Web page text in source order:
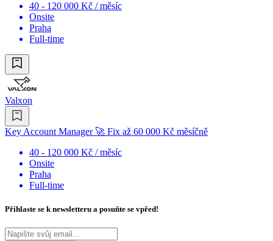
40 - 120 000 Kč / měsíc
Onsite
Praha
Full-time
Valxon
Key Account Manager 🚀 Fix až 60 000 Kč měsíčně
40 - 120 000 Kč / měsíc
Onsite
Praha
Full-time
Přihlaste se k newsletteru a posuňte se vpřed!